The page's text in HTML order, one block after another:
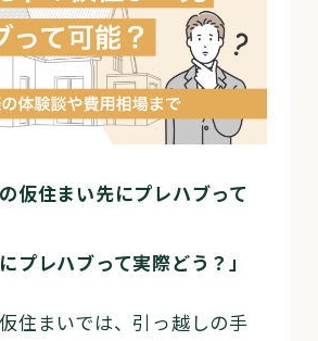
仮住まい先にプレハブって
プレハブって実際どう？」
住まいでは、引っ越しの手